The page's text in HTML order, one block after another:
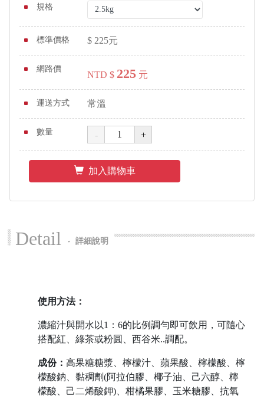
規格
標準價格 $ 225元
網路價
NTD $ 225 元
運送方式 常溫
數量
加入購物車
Detail ‧ 詳細說明
使用方法：
濃縮汁與開水以1：6的比例調勻即可飲用，可隨心
搭配紅、綠茶或粉圓、西谷米..調配。
成份： 高果糖糖漿、檸檬汁、蘋果酸、檸檬酸、檸
檬酸鈉、黏稠劑(阿拉伯膠、椰子油、己六醇、檸
檬酸、己二烯酸鉀)、柑橘果膠、玉米糖膠、抗氧